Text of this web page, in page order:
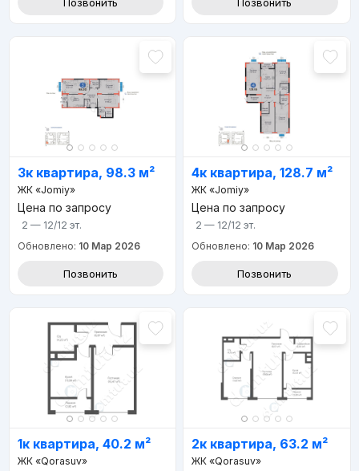
3к квартира, 98.3 м²
ЖК «Jomiy»
Цена по запросу
2 — 12/12 эт.
Обновлено: 10 Мар 2026
Позвонить
4к квартира, 128.7 м²
ЖК «Jomiy»
Цена по запросу
2 — 12/12 эт.
Обновлено: 10 Мар 2026
Позвонить
1к квартира, 40.2 м²
ЖК «Qorasuv»
2к квартира, 63.2 м²
ЖК «Qorasuv»